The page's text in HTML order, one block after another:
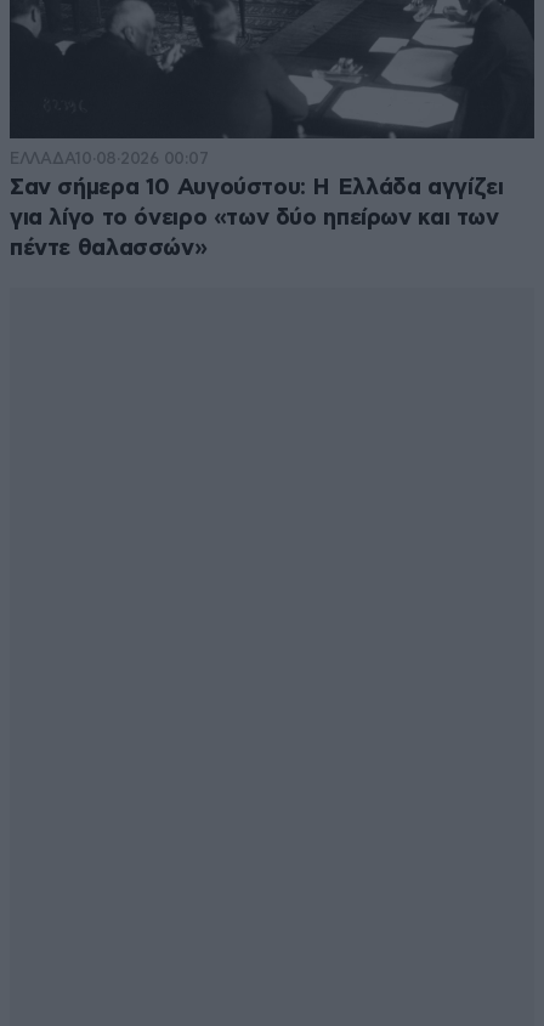
ΕΛΛΑΔΑ10·08·2026 00:07
Σαν σήμερα 10 Αυγούστου: Η Ελλάδα αγγίζει
για λίγο το όνειρο «των δύο ηπείρων και των
πέντε θαλασσών»